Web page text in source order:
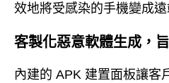
效地將受感染的手機變成
客製化惡意軟體生成，
內建的 APK 建置面板讓客